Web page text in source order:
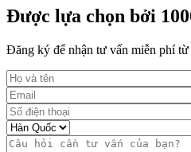
Được lựa chọn bởi
Đăng ký để nhận tư vấn miễn phí